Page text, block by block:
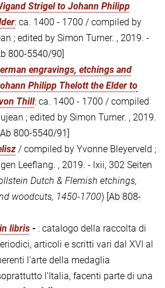
Strigel to Johann Philipp
: ca. 1400 - 1700 / compiled by
; edited by Simon Turner. , 2019. -
800-5540/90]
engravings, etchings and
Philipp Thelott the Elder to
Thill: ca. 1400 - 1700 / compiled
; edited by Simon Turner. , 2019.
[Ab 800-5540/91]
/ compiled by Yvonne Bleyerveld ;
Leeflang. , 2019. - lxii, 302 Seiten
Dutch & Flemish etchings,
woodcuts, 1450-1700) [Ab 808-
libris - : catalogo della raccolta di
articoli e scritti vari dal XVI al
l'arte della medaglia
l'Italia, facenti parte di una